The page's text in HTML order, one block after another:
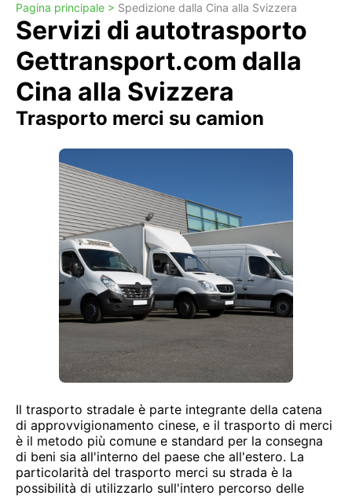
Pagina principale > Spedizione dalla Cina alla Svizzera
Servizi di autotrasporto
Gettransport.com dalla
Cina alla Svizzera
Trasporto merci su camion
Il trasporto stradale è parte integrante della catena
di approvvigionamento cinese, e il trasporto di merci
è il metodo più comune e standard per la consegna
di beni sia all'interno del paese che all'estero. La
particolarità del trasporto merci su strada è la
possibilità di utilizzarlo sull'intero percorso delle